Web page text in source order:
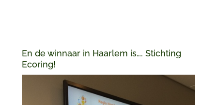
En de winnaar in Haarlem is…. Stichting
Ecoring!